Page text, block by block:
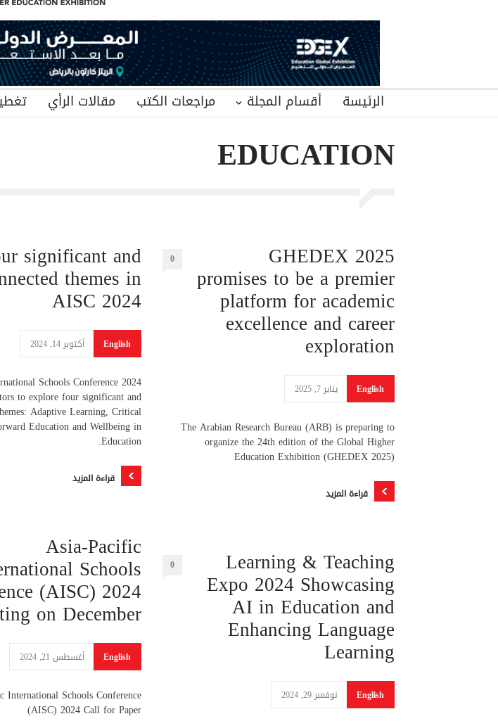
الرئيسة أقسام المجلة مراجعات الكتب مقالات الرأي
EDUCATION
GHEDEX 2025
promises to be a premier
platform for academic
excellence and career
exploration
0
English يناير 7, 2025
The Arabian Research Bureau (ARB) is preparing to
organize the 24th edition of the Global Higher
Education Exhibition (GHEDEX 2025)
قراءة المزيد
Learning & Teaching
Expo 2024 Showcasing
AI in Education and
Enhancing Language
Learning
0
English نوفمبر 29, 2024
significant and
themes in
AISC 2024
English أكتوبر 14, 2024
Schools Conference 2024
to explore four significant and
Adaptive Learning, Critical
Education and Wellbeing in
Education.
قراءة المزيد
Asia-Pacific
Schools
(AISC) 2024
on December
English أغسطس 21, 2024
International Schools Conference
(AISC) 2024 Call for Paper